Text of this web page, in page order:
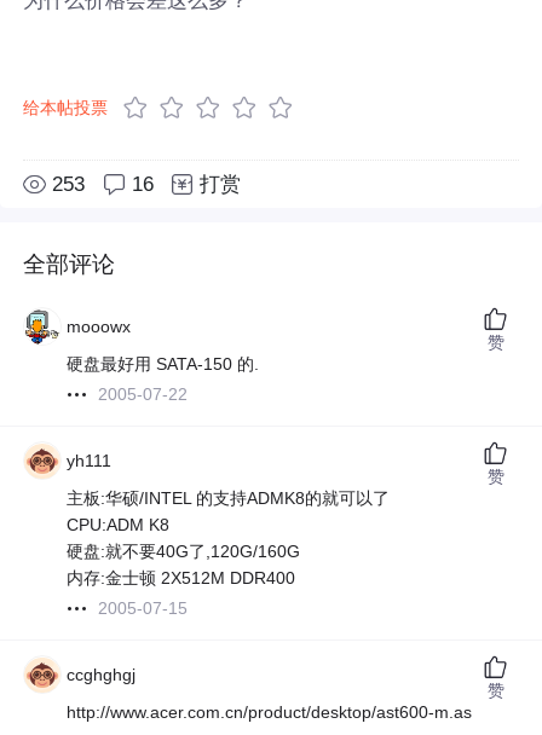
给本帖投票
253 16 打赏
全部评论
mooowx
硬盘最好用 SATA-150 的.
2005-07-22
赞
yh111
主板:华硕/INTEL 的支持ADMK8的就可以了
CPU:ADM K8
硬盘:就不要40G了,120G/160G
内存:金士顿 2X512M DDR400
2005-07-15
赞
ccghghgj
http://www.acer.com.cn/product/desktop/ast600-m.as
赞